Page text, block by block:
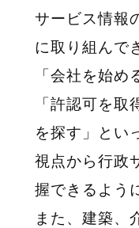
サービス情報
に取り組んで
「会社を始め
「許認可を
を探す」とい
視点から行政
握できるよう
また、建築、